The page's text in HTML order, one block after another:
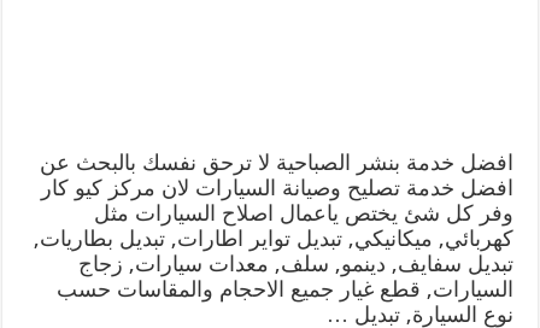
افضل خدمة بنشر الصباحية لا ترحق نفسك بالبحث عن
افضل خدمة تصليح وصيانة السيارات لان مركز كيو كار
وفر كل شئ يختص ياعمال اصلاح السيارات مثل
كهربائي, ميكانيكي, تبديل تواير اطارات, تبديل بطاريات,
تبديل سفايف, دينمو, سلف, معدات سيارات, زجاج
السيارات, قطع غيار جميع الاحجام والمقاسات حسب
نوع السيارة, تبديل …